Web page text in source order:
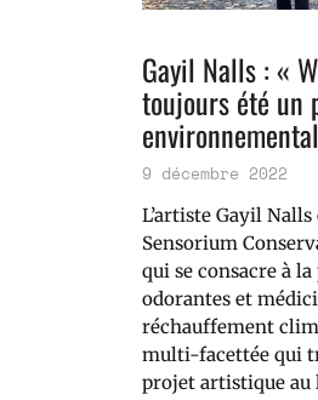
Gayil Nalls : «
toujours été un
9 décembre 2022
L’artiste Gayil
Sensorium
qui se consacre à
odorantes et
réchauffement
multi-facettée qui
projet artistique au